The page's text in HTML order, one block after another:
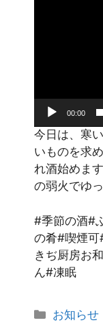
ー
00:00
今日は、寒
いものを求
れ酒始めま
の弱火でゆ
#季節の酒#
の肴#喫煙可
きぢ厨房お
ん#凍眠
お知らせ